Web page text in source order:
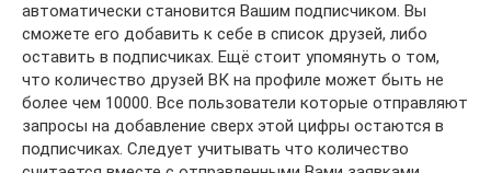
автоматически становится Вашим подписчиком. Вы
сможете его добавить к себе в список друзей, либо
оставить в подписчиках. Ещё стоит упомянуть о том,
что количество друзей ВК на профиле может быть не
более чем 10000. Все пользователи которые отправляют
запросы на добавление сверх этой цифры остаются в
подписчиках. Следует учитывать что количество